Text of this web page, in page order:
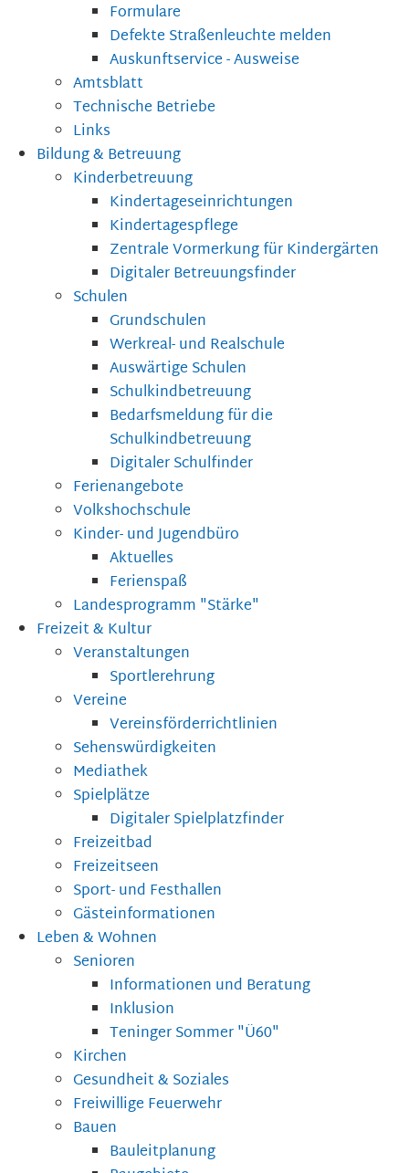
Formulare
Defekte Straßenleuchte melden
Auskunftservice - Ausweise
Amtsblatt
Technische Betriebe
Links
Bildung & Betreuung
Kinderbetreuung
Kindertageseinrichtungen
Kindertagespflege
Zentrale Vormerkung für Kindergärten
Digitaler Betreuungsfinder
Schulen
Grundschulen
Werkreal- und Realschule
Auswärtige Schulen
Schulkindbetreuung
Bedarfsmeldung für die
Schulkindbetreuung
Digitaler Schulfinder
Ferienangebote
Volkshochschule
Kinder- und Jugendbüro
Aktuelles
Ferienspaß
Landesprogramm "Stärke"
Freizeit & Kultur
Veranstaltungen
Sportlerehrung
Vereine
Vereinsförderrichtlinien
Sehenswürdigkeiten
Mediathek
Spielplätze
Digitaler Spielplatzfinder
Freizeitbad
Freizeitseen
Sport- und Festhallen
Gästeinformationen
Leben & Wohnen
Senioren
Informationen und Beratung
Inklusion
Teninger Sommer "Ü60"
Kirchen
Gesundheit & Soziales
Freiwillige Feuerwehr
Bauen
Bauleitplanung